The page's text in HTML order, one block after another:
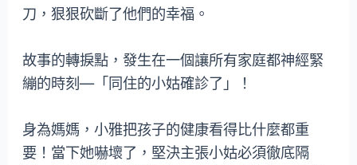
刀，狠狠砍斷了他們的幸福。
故事的轉捩點，發生在一個讓所有家庭都神經緊
繃的時刻—「同住的小姑確診了」！
身為媽媽，小雅把孩子的健康看得比什麼都重
要！當下她嚇壞了，堅決主張小姑必須徹底隔